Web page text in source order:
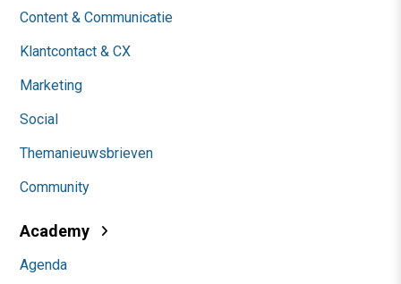
Content & Communicatie
Klantcontact & CX
Marketing
Social
Themanieuwsbrieven
Community
Academy
Agenda